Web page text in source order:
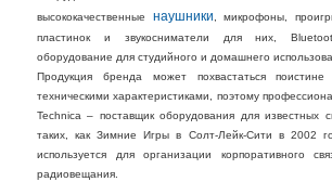
высококачественные наушники , микрофоны,
пластинок и звукосниматели для них,
оборудование для студийного и домашнего
Продукция бренда может похвастаться
техническими характеристиками, поэтому
Technica – поставщик оборудования для известных
таких, как Зимние Игры в Солт-Лейк-Сити в 2002
используется для организации корпоративного
радиовещания.